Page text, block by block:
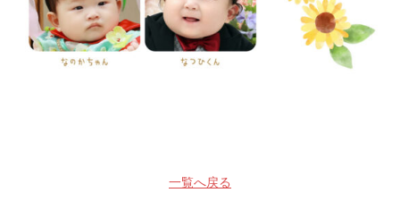
一覧へ戻る